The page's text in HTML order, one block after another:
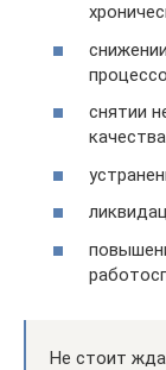
снятии
Не стоит